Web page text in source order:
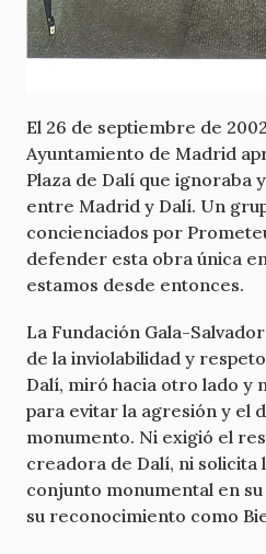
El 26 de septiembre de
Ayuntamiento de Madrid
Plaza de Dalí que ignoraba
entre Madrid y Dalí. Un
concienciados por
defender esta obra única
estamos desde entonces.
La Fundación Gala-
de la inviolabilidad y
Dalí, miró hacia otro lado y
para evitar la agresión y el
monumento. Ni exigió el
creadora de Dalí, ni
conjunto monumental en
su reconocimiento como